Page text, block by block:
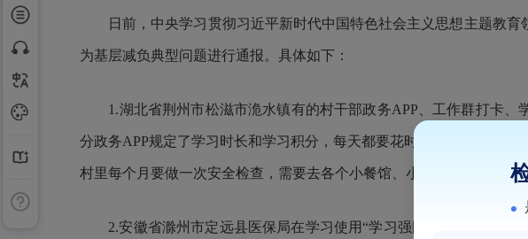
日前，中央学习贯彻习近平新时代中国特色社会主义思想主题教
为基层减负典型问题进行通报。具体如下：
1.湖北省荆州市松滋市洈水镇有的村干部政务APP、工作群打卡、
分政务APP规定了学习时长和学习积分，每天都要花时间用于政务APP
村里每个月要做一次安全检查，需要去各个小餐馆、小作坊检查并拍照
2.安徽省滁州市定远县医保局在学习使用“学习强国”中搞积分排名